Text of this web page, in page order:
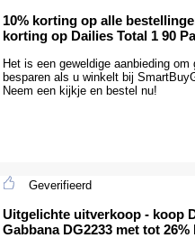
10% korting op alle
korting op Dailies Total 1 90
Het is een geweldige aanbieding om
besparen als u winkelt bij
Neem een kijkje en bestel nu!
Geverifieerd
Uitgelichte uitverkoop - koop
Gabbana DG2233 met tot